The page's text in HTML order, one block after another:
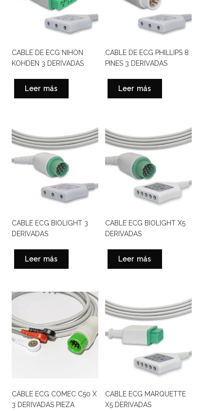
CABLE DE ECG NIHON
KOHDEN 3 DERIVADAS
Leer más
CABLE DE ECG PHILLIPS 8
PINES 3 DERIVADAS
Leer más
CABLE ECG BIOLIGHT 3
DERIVADAS
Leer más
CABLE ECG BIOLIGHT X5
DERIVADAS
Leer más
CABLE ECG COMEC C50 X
3 DERIVADAS PIEZA
CABLE ECG MARQUETTE
X5 DERIVADAS